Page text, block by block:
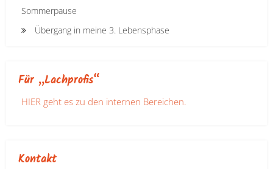
Sommerpause
Übergang in meine 3. Lebensphase
Für „Lachprofis“
HIER geht es zu den internen Bereichen.
Kontakt